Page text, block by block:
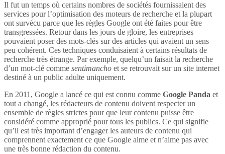
Il fut un temps où certains nombres de sociétés fournissaient des
services pour l’optimisation des moteurs de recherche et la plupart
ont survécu parce que les règles Google ont été faites pour être
transgressées. Retour dans les jours de gloire, les entreprises
pouvaient poser des mots-clés sur des articles qui avaient un sens
peu cohérent. Ces techniques conduisaient à certains résultats de
recherche très étrange. Par exemple, quelqu’un faisait la recherche
d’un mot-clé comme sentimancho et se retrouvait sur un site internet
destiné à un public adulte uniquement.
En 2011, Google a lancé ce qui est connu comme Google Panda et
tout a changé, les rédacteurs de contenu doivent respecter un
ensemble de règles strictes pour que leur contenu puisse être
considéré comme approprié pour tous les publics. Ce qui signifie
qu’il est très important d’engager les auteurs de contenu qui
comprennent exactement ce que Google aime et n’aime pas avec
une très bonne rédaction du contenu.